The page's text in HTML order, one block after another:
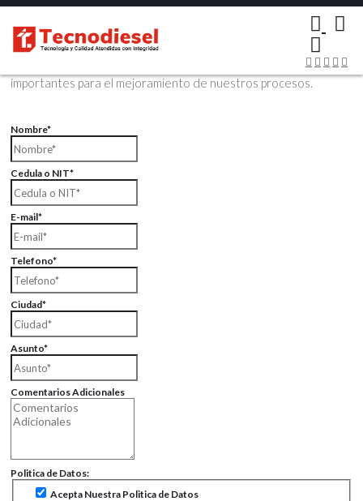
Contáctenos Vía Email
Envíenos sus datos con sus comentarios, sus opiniones son muy
importantes para el mejoramiento de nuestros procesos.
Nombre*
Cedula o NIT*
E-mail*
Telefono*
Ciudad*
Asunto*
Comentarios Adicionales
Politica de Datos:
Acepta Nuestra Politica de Datos